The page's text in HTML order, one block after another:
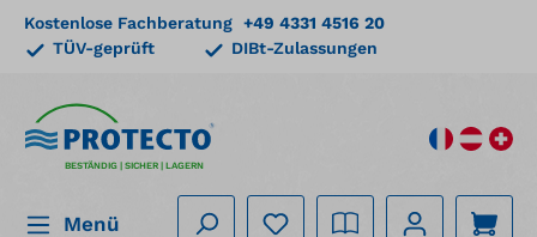
springen
Kostenlose Fachberatung +49 4331 4516 20
TÜV-geprüft
DIBt-Zulassungen
BESTÄNDIG | SICHER | LAGERN
Menü